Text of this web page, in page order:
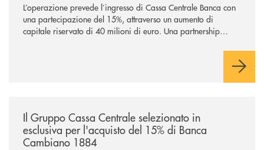
L’operazione prevede l’ingresso di Cassa Centrale Banca con
una partecipazione del 15%, attraverso un aumento di
capitale riservato di 40 milioni di euro. Una partnership
comuni e sulla prossimità ai territori, per ampliare l’offerta e
Il Gruppo Cassa Centrale selezionato in
esclusiva per l'acquisto del 15% di Banca
Cambiano 1884